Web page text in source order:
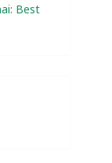
Best